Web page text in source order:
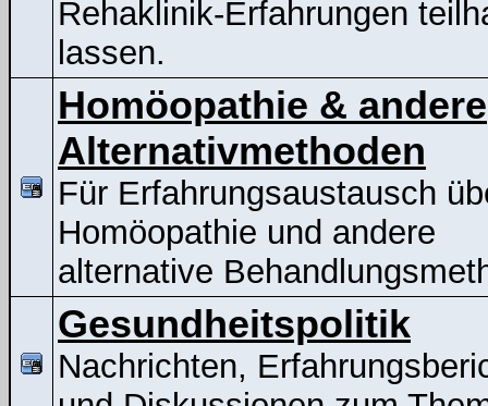
Rehaklinik-Erfahrungen
lassen.
Homöopathie & andere
Alternativmethoden
Für Erfahrungsaustausch
Homöopathie und andere
alternative
Gesundheitspolitik
Nachrichten,